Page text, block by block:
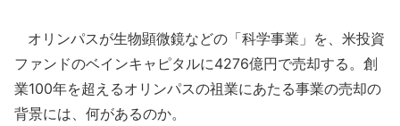
オリンパスが生物顕微鏡などの「科学事業」を、米投資
ファンドのベインキャピタルに4276億円で売却する。創
業100年を超えるオリンパスの祖業にあたる事業の売却の
背景には、何があるのか。